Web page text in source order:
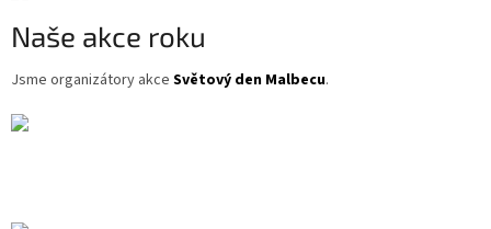
Naše akce roku
Jsme organizátory akce Světový den Malbecu.